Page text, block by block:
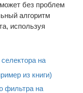
без проблем
алгоритм
используя
на
из книги)
фильтра на